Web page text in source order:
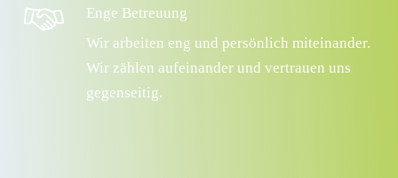
Enge Betreuung
Wir arbeiten eng und persönlich miteinander.
Wir zählen aufeinander und vertrauen uns
gegenseitig.